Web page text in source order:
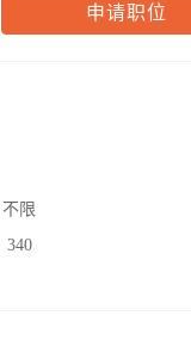
申请职位
不限
340